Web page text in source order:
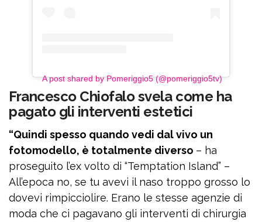
A post shared by Pomeriggio5 (@pomeriggio5tv)
Francesco Chiofalo svela come ha
pagato gli interventi estetici
“Quindi spesso quando vedi dal vivo un
fotomodello, è totalmente diverso – ha
proseguito l’ex volto di “Temptation Island” –
All’epoca no, se tu avevi il naso troppo grosso lo
dovevi rimpicciolire. Erano le stesse agenzie di
moda che ci pagavano gli interventi di chirurgia